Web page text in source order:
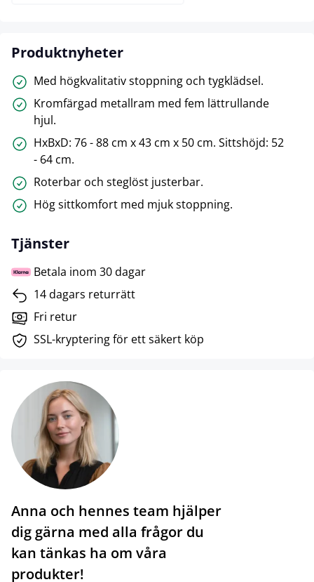
Produktnyheter
Med högkvalitativ stoppning och tygklädsel.
Kromfärgad metallram med fem lättrullande
hjul.
HxBxD: 76 - 88 cm x 43 cm x 50 cm. Sittshöjd: 52
- 64 cm.
Roterbar och steglöst justerbar.
Hög sittkomfort med mjuk stoppning.
Tjänster
Betala inom 30 dagar
14 dagars returrätt
Fri retur
SSL-kryptering för ett säkert köp
Anna och hennes team hjälper
dig gärna med alla frågor du
kan tänkas ha om våra
produkter!